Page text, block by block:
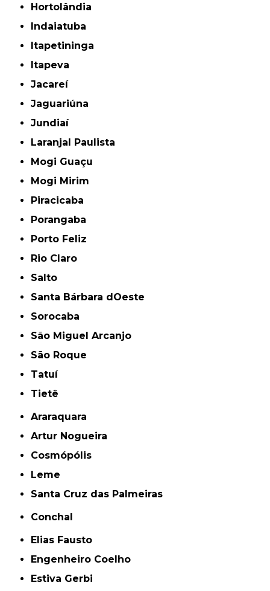
Hortolândia
Indaiatuba
Itapetininga
Itapeva
Jacareí
Jaguariúna
Jundiaí
Laranjal Paulista
Mogi Guaçu
Mogi Mirim
Piracicaba
Porangaba
Porto Feliz
Rio Claro
Salto
Santa Bárbara dOeste
Sorocaba
São Miguel Arcanjo
São Roque
Tatuí
Tietê
Araraquara
Artur Nogueira
Cosmópólis
Leme
Santa Cruz das Palmeiras
Conchal
Elias Fausto
Engenheiro Coelho
Estiva Gerbi